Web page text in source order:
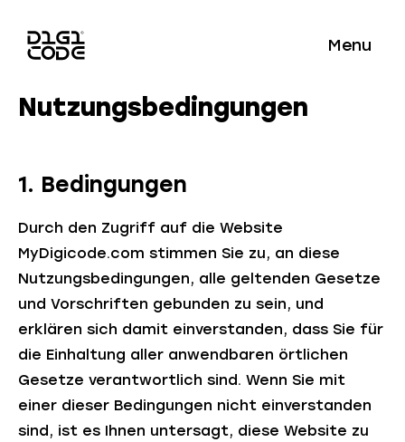
Menu
Nutzungsbedingungen
1. Bedingungen
Durch den Zugriff auf die Website
MyDigicode.com stimmen Sie zu, an diese
Nutzungsbedingungen, alle geltenden Gesetze
und Vorschriften gebunden zu sein, und
erklären sich damit einverstanden, dass Sie für
die Einhaltung aller anwendbaren örtlichen
Gesetze verantwortlich sind. Wenn Sie mit
einer dieser Bedingungen nicht einverstanden
sind, ist es Ihnen untersagt, diese Website zu